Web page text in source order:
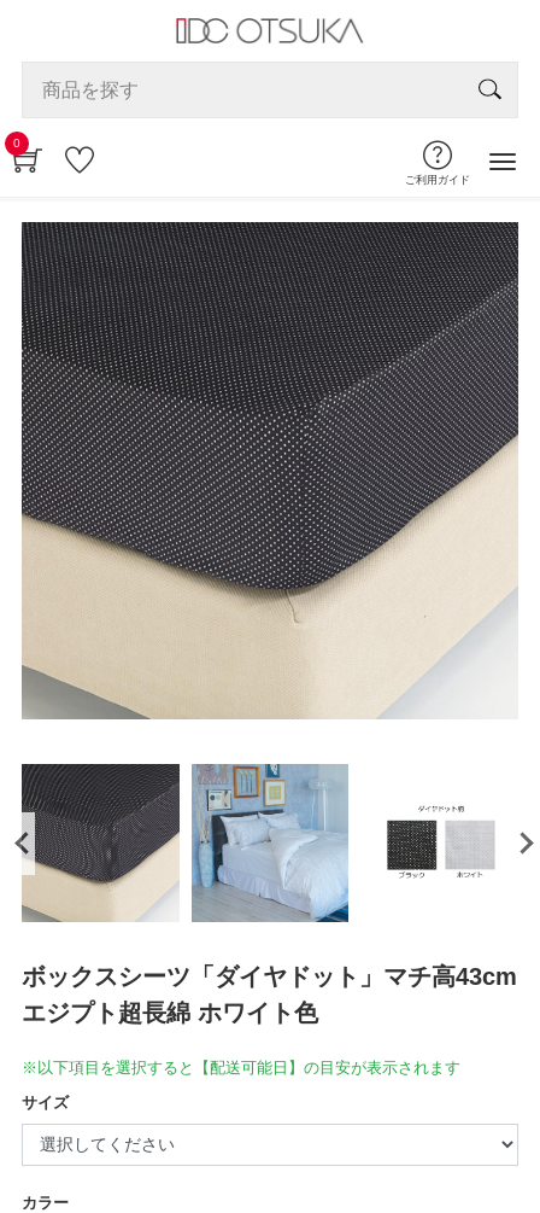
0
ご利用ガイド
ボックスシーツ「ダイヤドット」マチ高43cm
エジプト超長綿 ホワイト色
※以下項目を選択すると【配送可能日】の目安が表示されます
サイズ
カラー